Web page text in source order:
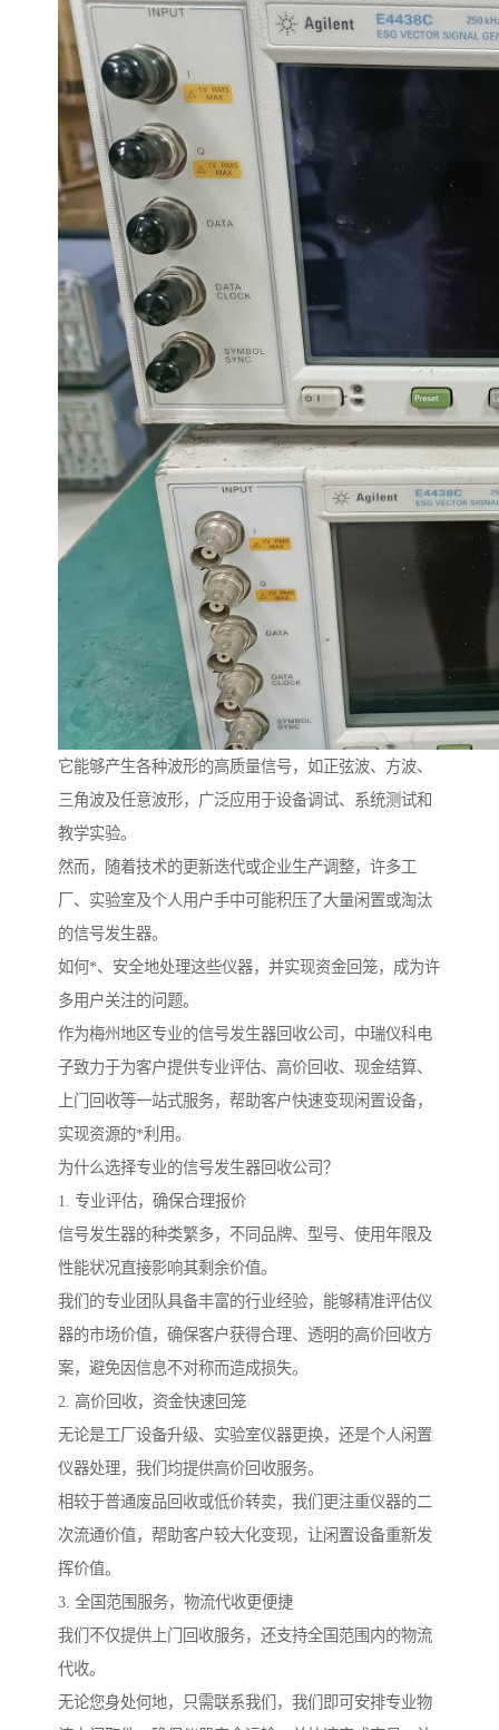
它能够产生各种波形的高质量信号，如正弦波、方波、
三角波及任意波形，广泛应用于设备调试、系统测试和
教学实验。
然而，随着技术的更新迭代或企业生产调整，许多工
厂、实验室及个人用户手中可能积压了大量闲置或淘汰
的信号发生器。
如何*、安全地处理这些仪器，并实现资金回笼，成为许
多用户关注的问题。
作为梅州地区专业的信号发生器回收公司，中瑞仪科电
子致力于为客户提供专业评估、高价回收、现金结算、
上门回收等一站式服务，帮助客户快速变现闲置设备，
实现资源的*利用。
为什么选择专业的信号发生器回收公司？
1. 专业评估，确保合理报价
信号发生器的种类繁多，不同品牌、型号、使用年限及
性能状况直接影响其剩余价值。
我们的专业团队具备丰富的行业经验，能够精准评估仪
器的市场价值，确保客户获得合理、透明的高价回收方
案，避免因信息不对称而造成损失。
2. 高价回收，资金快速回笼
无论是工厂设备升级、实验室仪器更换，还是个人闲置
仪器处理，我们均提供高价回收服务。
相较于普通废品回收或低价转卖，我们更注重仪器的二
次流通价值，帮助客户较大化变现，让闲置设备重新发
挥价值。
3. 全国范围服务，物流代收更便捷
我们不仅提供上门回收服务，还支持全国范围内的物流
代收。
无论您身处何地，只需联系我们，我们即可安排专业物